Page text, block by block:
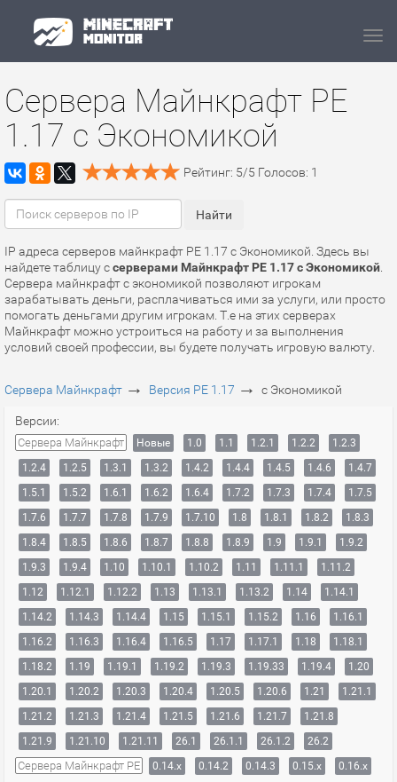
Сервера Майнкрафт PE
1.17 с Экономикой
Рейтинг: 5/5 Голосов: 1
IP адреса серверов майнкрафт PE 1.17 с Экономикой. Здесь вы
найдете таблицу ссерверами Майнкрафт PE 1.17 с Экономикой
Сервера майнкрафт с экономикой позволяют игрокам
зарабатывать деньги, расплачиваться ими за услуги, или просто
помогать деньгами другим игрокам. Т.е на этих серверах
Майнкрафт можно устроиться на работу и за выполнения
условий своей профессии, вы будете получать игровую валюту.
Сервера Майнкрафт → Версия PE 1.17 → с Экономикой
Версии:
Сервера Майнкрафт Новые 1.0 1.1 1.2.1 1.2.2
1.2.3
1.2.4
1.2.5 1.3.1 1.3.2 1.4.2 1.4.4 1.4.5 1.4.6
1.4.7
1.5.1
1.5.2 1.6.1 1.6.2 1.6.4 1.7.2 1.7.3 1.7.4
1.7.5
1.7.6
1.7.7 1.7.8 1.7.9 1.7.10 1.8 1.8.1 1.8.2
1.8.3
1.8.4
1.8.5 1.8.6 1.8.7 1.8.8 1.8.9 1.9 1.9.1
1.9.2
1.9.3
1.9.4 1.10 1.10.1 1.10.2 1.11 1.11.1
1.11.2
1.12
1.12.1 1.12.2 1.13 1.13.1 1.13.2 1.14
1.14.1
1.14.2
1.14.3 1.14.4 1.15 1.15.1 1.15.2 1.16
1.16.1
1.16.2
1.16.3 1.16.4 1.16.5 1.17 1.17.1 1.18
1.18.1
1.18.2
1.19 1.19.1 1.19.2 1.19.3 1.19.33 1.19.4
1.20
1.20.1
1.20.2 1.20.3 1.20.4 1.20.5 1.20.6 1.21
1.21.1
1.21.2
1.21.3 1.21.4 1.21.5 1.21.6 1.21.7
1.21.8
1.21.9
1.21.10 1.21.11 26.1 26.1.1 26.1.2 26.2
Сервера Майнкрафт PE 0.14.x 0.14.2 0.14.3 0.15.x
0.16.x